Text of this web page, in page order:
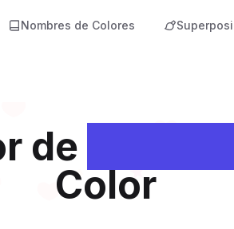
Nombres de Colores
de
Color